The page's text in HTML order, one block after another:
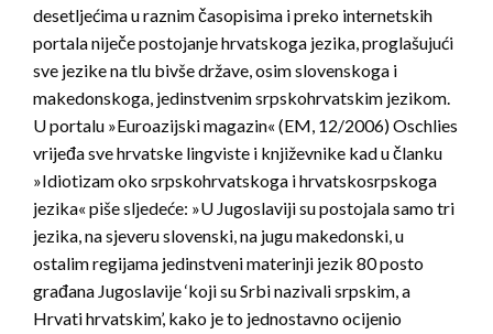
desetljećima u raznim časopisima i preko internetskih
portala niječe postojanje hrvatskoga jezika, proglašujući
sve jezike na tlu bivše države, osim slovenskoga i
makedonskoga, jedinstvenim srpskohrvatskim jezikom.
U portalu »Euroazijski magazin« (EM, 12/2006) Oschlies
vrijeđa sve hrvatske lingviste i književnike kad u članku
»Idiotizam oko srpskohrvatskoga i hrvatskosrpskoga
jezika« piše sljedeće: »U Jugoslaviji su postojala samo tri
jezika, na sjeveru slovenski, na jugu makedonski, u
ostalim regijama jedinstveni materinji jezik 80 posto
građana Jugoslavije ‘koji su Srbi nazivali srpskim, a
Hrvati hrvatskim’, kako je to jednostavno ocijenio